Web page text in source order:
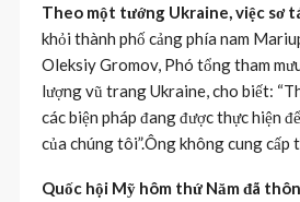
Theo một tướng Ukraine, việc sơ
khỏi thành phố cảng phía nam
Oleksiy Gromov, Phó tổng tham
lượng vũ trang Ukraine, cho biết:
các biện pháp đang được thực hiện
của chúng tôi”.Ông không cung
Quốc hội Mỹ hôm thứ Năm đã